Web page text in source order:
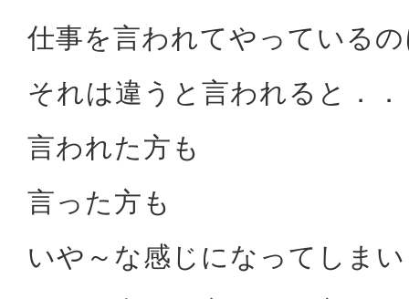
仕事を言われてやっている
それは違うと言われると．．
言われた方も
言った方も
いや～な感じになってしま